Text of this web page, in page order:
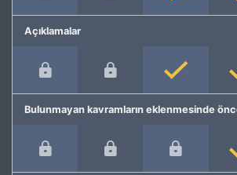
Açıklamalar
Bulunmayan kavramların eklenmesinde